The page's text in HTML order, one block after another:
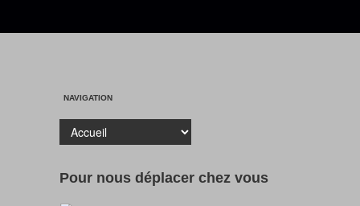
NAVIGATION
Pour nous déplacer chez vous